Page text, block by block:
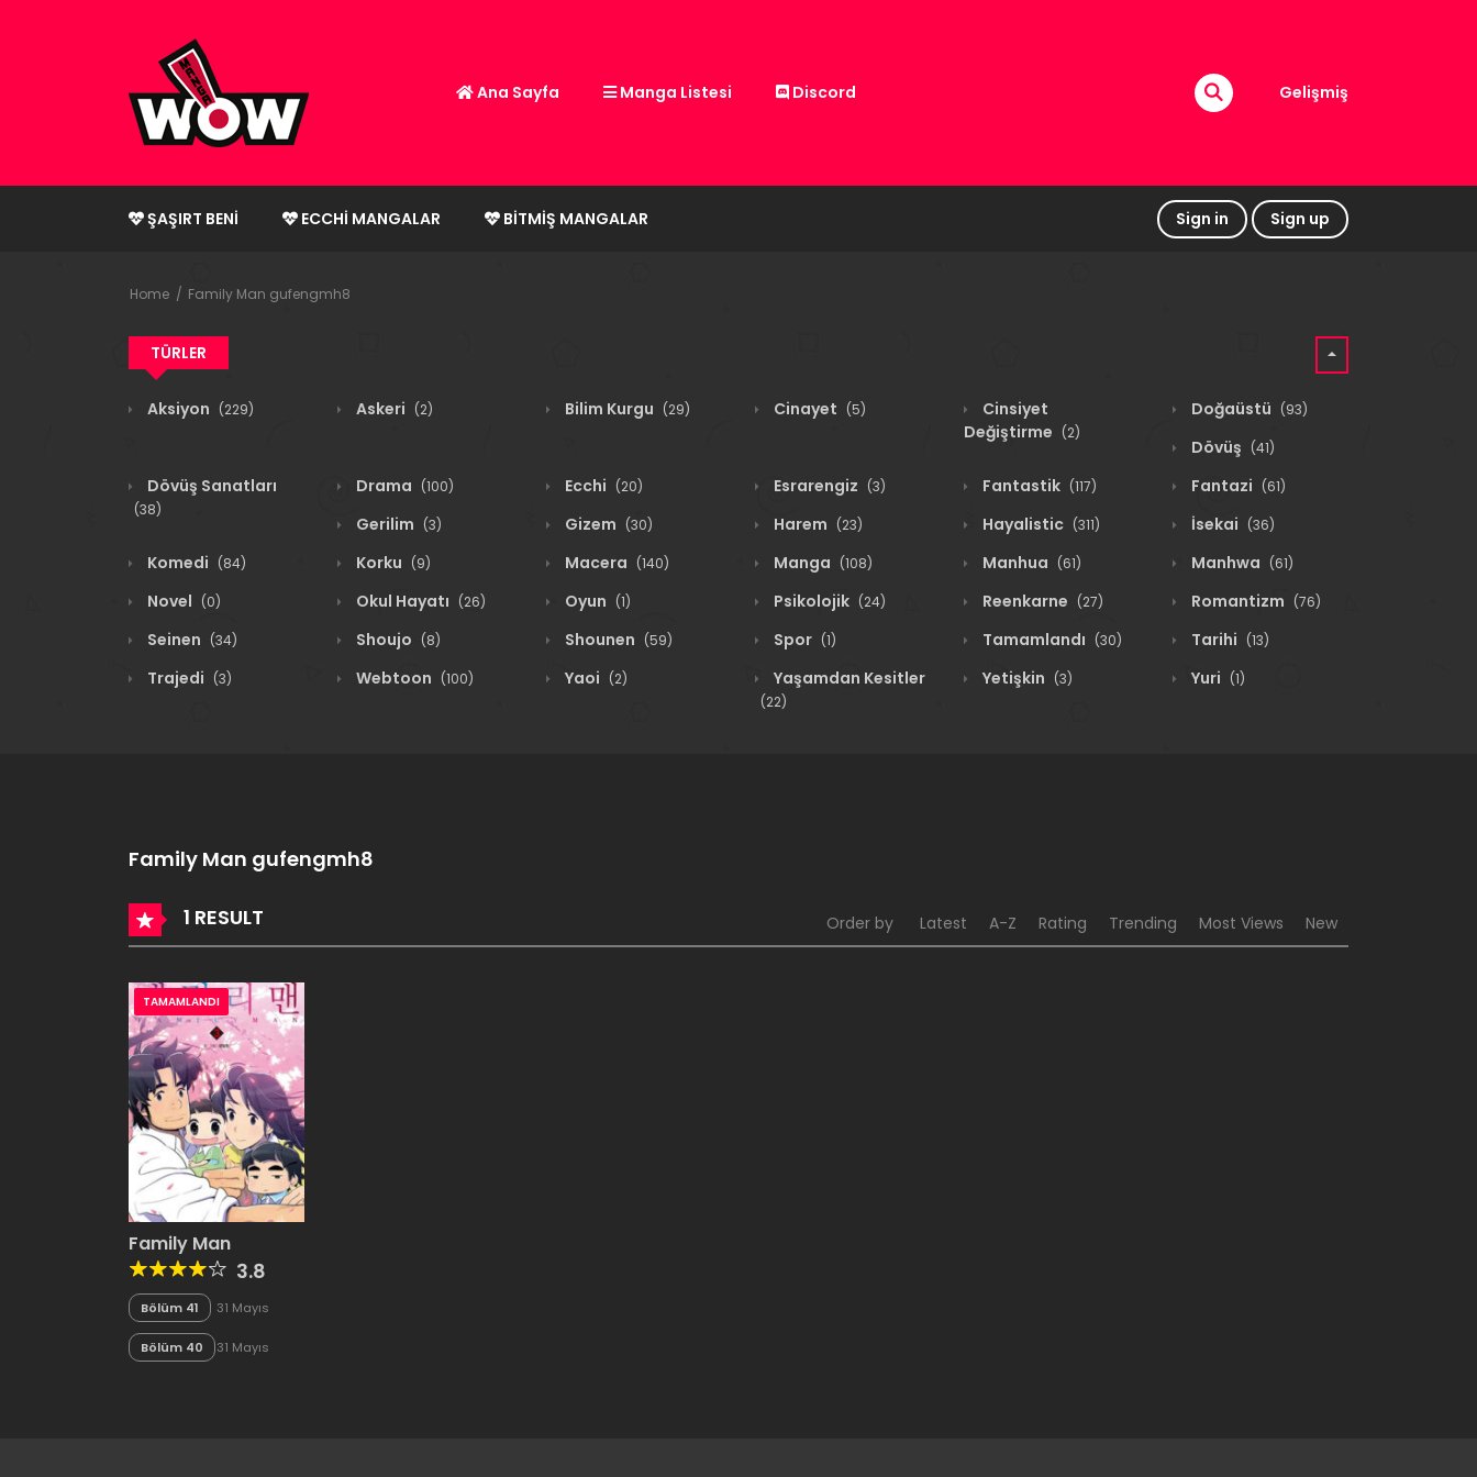
Ana Sayfa Manga Listesi Discord Gelişmiş
ŞAŞIRT BENI ECCHI MANGALAR BITMIŞ MANGALAR Sign in Sign up
Home Family Man gufengmh8
TÜRLER
Aksiyon (229) Askeri (2) Bilim Kurgu (29) Cinayet (5)
Cinsiyet
Değiştirme (2)
Doğaüstü (93)
Dövüş (41)
Dövüş Sanatları
(38)
Drama (100) Ecchi (20) Esrarengiz (3) Fantastik (117) Fantazi (61)
Gerilim (3) Gizem (30) Harem (23) Hayalistic (311) İsekai (36)
Komedi (84) Korku (9) Macera (140) Manga (108) Manhua (61) Manhwa (61)
Novel (0) Okul Hayatı (26) Oyun (1) Psikolojik (24) Reenkarne (27) Romantizm (76)
Seinen (34) Shoujo (8) Shounen (59) Spor (1) Tamamlandı (30) Tarihi (13)
Trajedi (3) Webtoon (100) Yaoi (2) Yaşamdan Kesitler
(22)
Yetişkin (3) Yuri (1)
Family Man gufengmh8
1 RESULT Order by Latest A-Z Rating Trending Most Views New
TAMAMLANDI
Family Man
3.8
Bölüm 41
31 Mayıs
Bölüm 40
31 Mayıs